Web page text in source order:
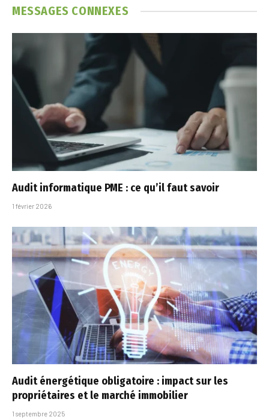
MESSAGES CONNEXES
Audit informatique PME : ce qu’il faut savoir
1 février 2026
Audit énergétique obligatoire : impact sur les
propriétaires et le marché immobilier
1 septembre 2025